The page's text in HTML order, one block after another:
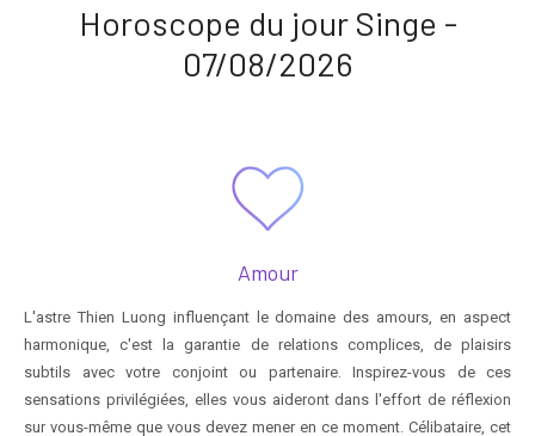
Horoscope du jour Singe -
07/08/2026
Amour
L'astre Thien Luong influençant le domaine des amours, en aspect
harmonique, c'est la garantie de relations complices, de plaisirs
subtils avec votre conjoint ou partenaire. Inspirez-vous de ces
sensations privilégiées, elles vous aideront dans l'effort de réflexion
sur vous-même que vous devez mener en ce moment. Célibataire, cet